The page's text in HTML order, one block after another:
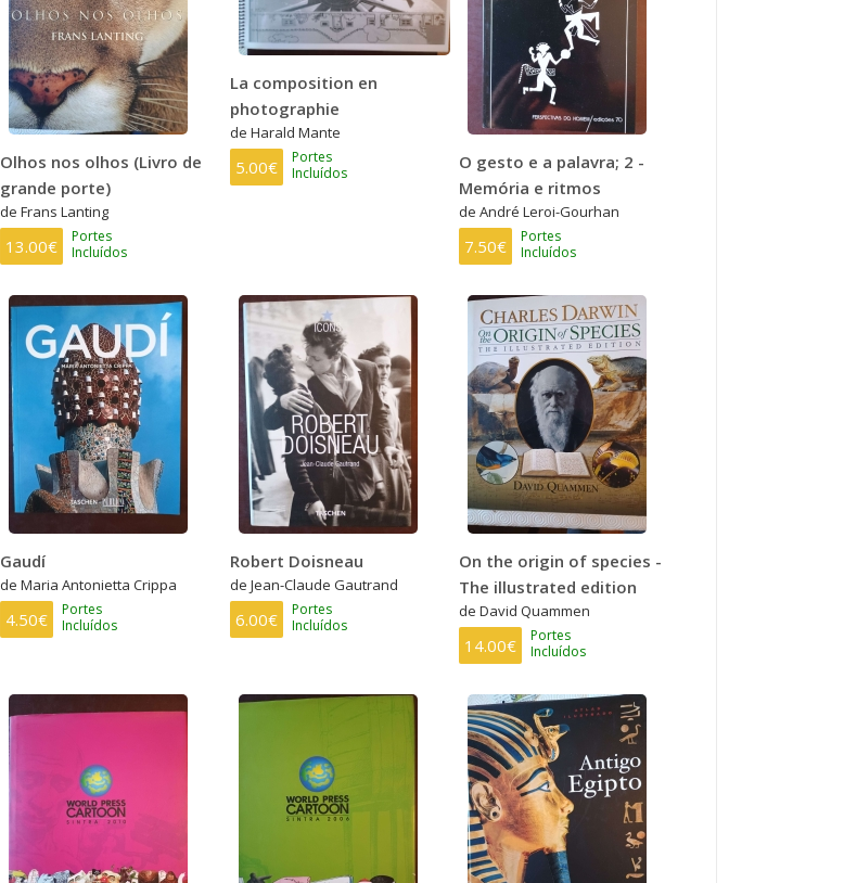
Olhos nos olhos (Livro de
grande porte)
de Frans Lanting
13.00€
Portes
Incluídos
La composition en
photographie
de Harald Mante
5.00€
Portes
Incluídos
O gesto e a palavra; 2 -
Memória e ritmos
de André Leroi-Gourhan
7.50€
Portes
Incluídos
Gaudí
de Maria Antonietta Crippa
4.50€
Portes
Incluídos
Robert Doisneau
de Jean-Claude Gautrand
6.00€
Portes
Incluídos
On the origin of species -
The illustrated edition
de David Quammen
14.00€
Portes
Incluídos